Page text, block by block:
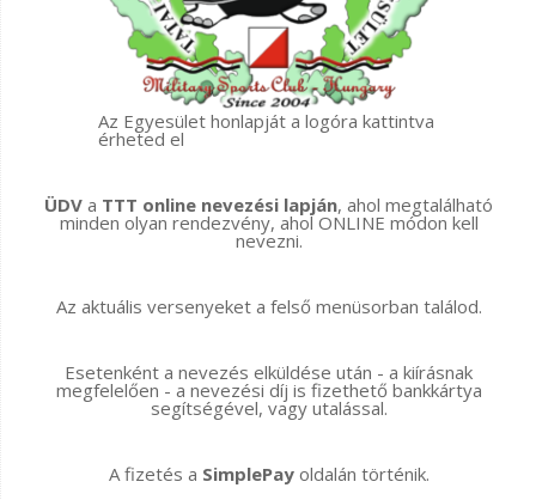
Az Egyesület honlapját a logóra kattintva
érheted el
ÜDV a TTT online nevezési lapján, ahol megtalálható
minden olyan rendezvény, ahol ONLINE módon kell
nevezni.
Az aktuális versenyeket a felső menüsorban találod.
Esetenként a nevezés elküldése után - a kiírásnak
megfelelően - a nevezési díj is fizethető bankkártya
segítségével, vagy utalással.
A fizetés a SimplePayoldalán történik.